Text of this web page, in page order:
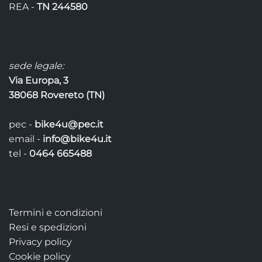
pagina
REA - TN 244580
sede legale:
Via Europa, 3
38068 Rovereto (TN)
pec - bike4u@pec.it
email - info@bike4u.it
tel - 0464 665488
Termini e condizioni
Resi e spedizioni
Privacy policy
Cookie policy